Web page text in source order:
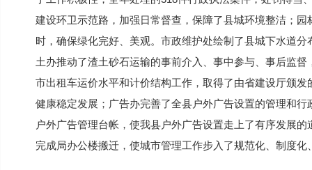
建设环卫示范路，加强日常督查，保障了县城环境整洁；
时，确保绿化完好、美观。市政维护处绘制了县城下水道
土办推动了渣土砂石运输的事前介入、事中参与、事后监
市出租车运价水平和计价结构工作，取得了由省建设厅颁
健康稳定发展；广告办完善了全县户外广告设置的管理和
户外广告管理台帐，使我县户外广告设置走上了有序发展
完成局办公楼搬迁，使城市管理工作步入了规范化、制度化